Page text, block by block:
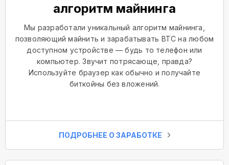
алгоритм майнинга
Мы разработали уникальный алгоритм майнинга,
позволяющий майнить и зарабатывать BTC на любом
доступном устройстве — будь то телефон или
компьютер. Звучит потрясающе, правда?
Используйте браузер как обычно и получайте
биткойны без вложений.
ПОДРОБНЕЕ О ЗАРАБОТКЕ